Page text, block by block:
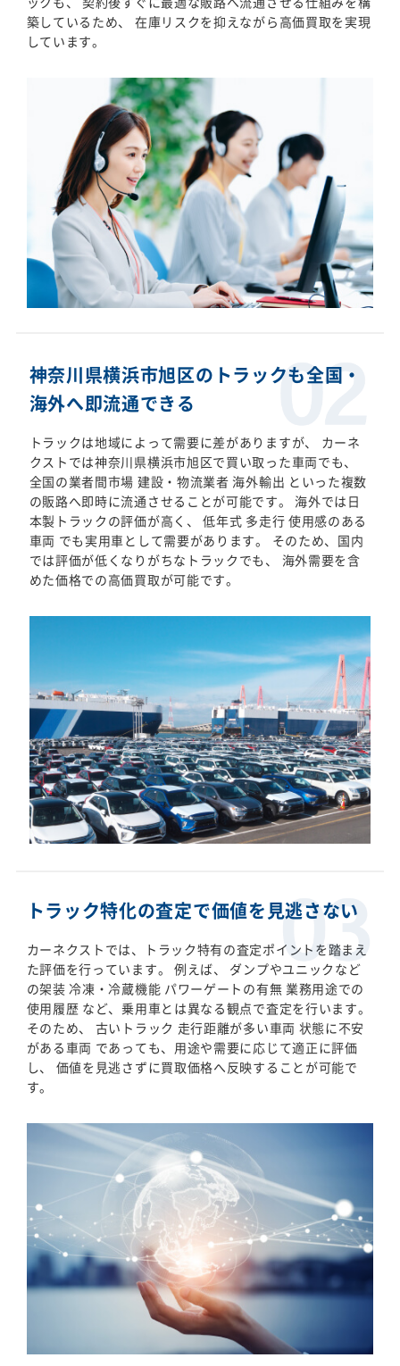
築しているため、 在庫リスクを抑えながら高価買取を実現
しています。
神奈川県横浜市旭区のトラックも全国・
海外へ即流通できる
トラックは地域によって需要に差がありますが、 カーネ
クストでは神奈川県横浜市旭区で買い取った車両でも、
全国の業者間市場 建設・物流業者 海外輸出 といった複数
の販路へ即時に流通させることが可能です。 海外では日
本製トラックの評価が高く、 低年式 多走行 使用感のある
車両 でも実用車として需要があります。 そのため、国内
では評価が低くなりがちなトラックでも、 海外需要を含
めた価格での高価買取が可能です。
トラック特化の査定で価値を見逃さない
カーネクストでは、トラック特有の査定ポイントを踏まえ
た評価を行っています。 例えば、 ダンプやユニックなど
の架装 冷凍・冷蔵機能 パワーゲートの有無 業務用途での
使用履歴 など、乗用車とは異なる観点で査定を行います。
そのため、 古いトラック 走行距離が多い車両 状態に不安
がある車両 であっても、用途や需要に応じて適正に評価
し、 価値を見逃さずに買取価格へ反映することが可能で
す。